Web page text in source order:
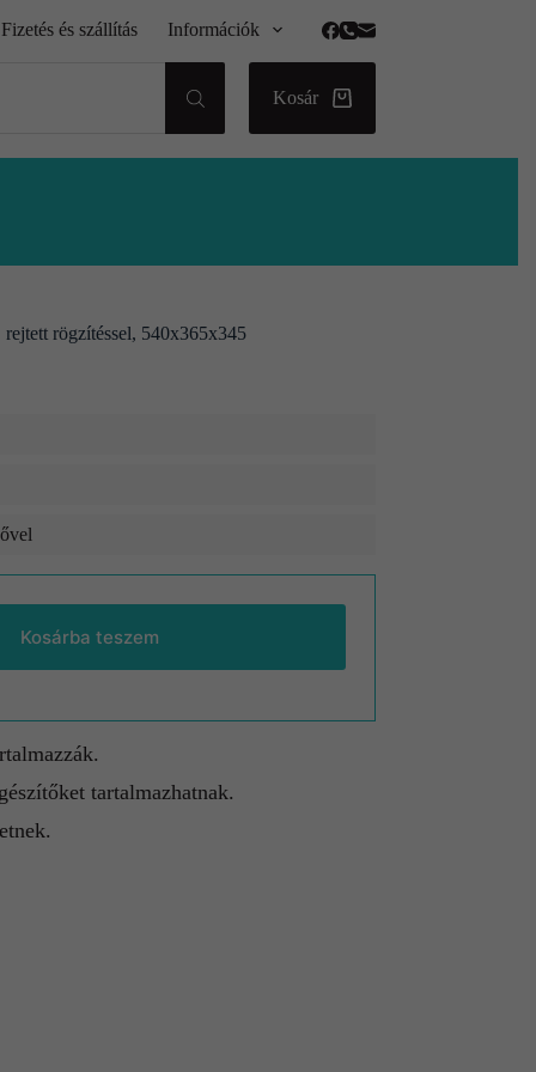
Fizetés és szállítás Információk
Kosár
rögzítéssel, 540x365x345
Kosárba teszem
tartalmazhatnak.